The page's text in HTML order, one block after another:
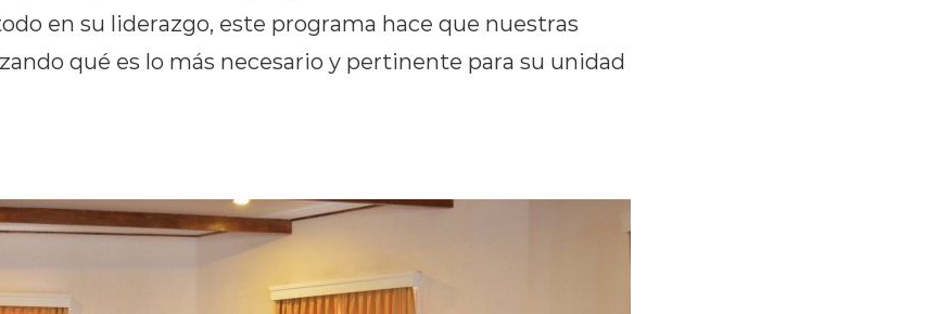
en su liderazgo, este programa hace que nuestras
qué es lo más necesario y pertinente para su unidad